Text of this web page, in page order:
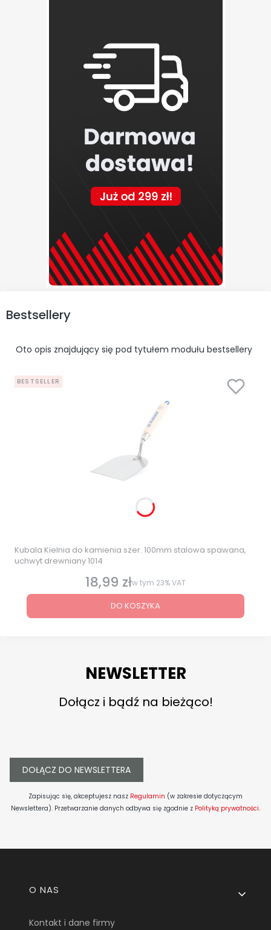
Bestsellery
Oto opis znajdujący się pod tytułem modułu bestsellery
BESTSELLER
Kubala Kielnia do kamienia szer. 100mm stalowa spawana,
uchwyt drewniany 1014
Cena brutto
18,99 złw tym 23%VAT
DO KOSZYKA
NEWSLETTER
Dołącz i bądź na bieżąco!
DOŁĄCZ DO NEWSLETTERA
Zapisując się, akceptujesz nasz Regulamin (w zakresie dotyczącym
Newslettera). Przetwarzanie danych odbywa się zgodnie z Polityką prywatności.
Linki w stopce
O NAS
Kontakt i dane firmy